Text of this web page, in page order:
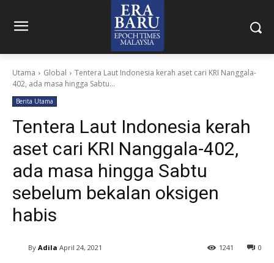
Utama Global
Tentera Laut Indonesia kerah aset cari KRI Nanggala-
402, ada masa hingga Sabtu...
Berita Utama
Tentera Laut Indonesia kerah
aset cari KRI Nanggala-402,
ada masa hingga Sabtu
sebelum bekalan oksigen
habis
By Adila April 24, 2021 0
1241